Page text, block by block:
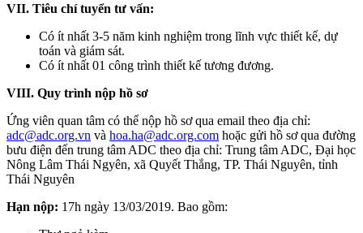
VII. Tiêu chí tuyển tư vấn:
Có ít nhất 3-5 năm kinh nghiệm trong lĩnh vực thiết kế, dự
toán và giám sát.
Có ít nhất 01 công trình thiết kế tương đương.
VIII. Quy trình nộp hồ sơ
Ứng viên quan tâm có thể nộp hồ sơ qua email theo địa chỉ:
adc@adc.org.vn và hoa.ha@adc.org.com hoặc gửi hồ sơ qua đường
bưu điện đến trung tâm ADC theo địa chỉ: Trung tâm ADC, Đại học
Nông Lâm Thái Ngyên, xã Quyết Thắng, TP. Thái Nguyên, tỉnh
Thái Nguyên
Hạn nộp: 17h ngày 13/03/2019. Bao gồm: